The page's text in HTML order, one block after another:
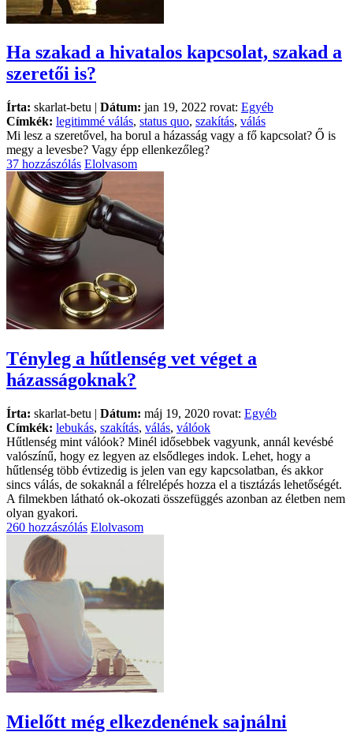
Ha szakad a hivatalos kapcsolat, szakad a
szeretői is?
Írta: skarlat-betu | Dátum: jan 19, 2022 rovat: Egyéb
Címkék: legitimmé válás, status quo, szakítás, válás
Mi lesz a szeretővel, ha borul a házasság vagy a fő kapcsolat? Ő is
megy a levesbe? Vagy épp ellenkezőleg?
37 hozzászólás Elolvasom
Tényleg a hűtlenség vet véget a
házasságoknak?
Írta: skarlat-betu | Dátum: máj 19, 2020 rovat: Egyéb
Címkék: lebukás, szakítás, válás, válóok
Hűtlenség mint válóok? Minél idősebbek vagyunk, annál kevésbé
valószínű, hogy ez legyen az elsődleges indok. Lehet, hogy a
hűtlenség több évtizedig is jelen van egy kapcsolatban, és akkor
sincs válás, de sokaknál a félrelépés hozza el a tisztázás lehetőségét.
A filmekben látható ok-okozati összefüggés azonban az életben nem
olyan gyakori.
260 hozzászólás Elolvasom
Mielőtt még elkezdenének sajnálni